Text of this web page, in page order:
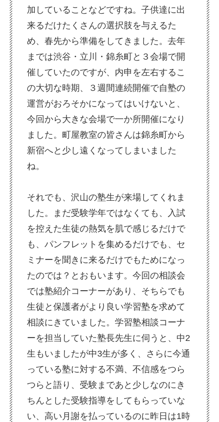
加していることなどですね。子供達に出
来るだけたくさんの選択肢を与えるた
め、春先から準備をしてきました。去年
までは渋谷・立川・錦糸町と３会場で開
催していたのですが、内申を左右するこ
の大切な時期、３週間連続開催で自塾の
運営がおろそかになってはいけないと、
今回から大きな会場で一か所開催になり
ました。町屋教室の皆さんは錦糸町から
新宿へと少し遠くなってしまいました
ね。
それでも、沢山の塾生が来場してくれま
した。まだ受験学年ではなくても、入試
を控えた生徒の熱気を肌で感じるだけで
も、パンフレットを集めるだけでも、セ
ミナーを聞きに来るだけでもためになっ
たのでは？とおもいます。今回の相談会
では塾紹介コーナーがあり、そちらでも
生徒と保護者がより良い学習塾を求めて
相談にきていました。学習塾相談コーナ
ーを担当していた塾長先生に伺うと、中2
生もいましたが中3生が多く、さらに今通
っている塾に対する不満、不信感をつら
つらと語り、受験まであと少しなのにき
ちんとした受験指導をしてもらっていな
い、高い月謝を払っているのに昨日は1時